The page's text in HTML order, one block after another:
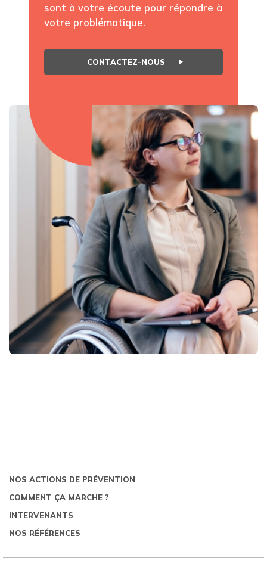
sont à votre écoute pour répondre à
votre problématique.
CONTACTEZ-NOUS
NOS ACTIONS DE PRÉVENTION
COMMENT ÇA MARCHE ?
INTERVENANTS
NOS RÉFÉRENCES